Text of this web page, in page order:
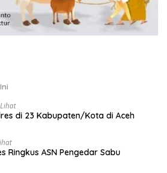
di 23 Kabupaten/Kota di Aceh
Ringkus ASN Pengedar Sabu